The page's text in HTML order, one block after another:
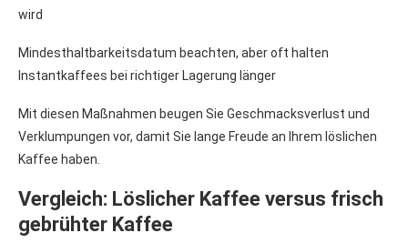
wird
Mindesthaltbarkeitsdatum beachten, aber oft halten
Instantkaffees bei richtiger Lagerung länger
Mit diesen Maßnahmen beugen Sie Geschmacksverlust und
Verklumpungen vor, damit Sie lange Freude an Ihrem löslichen
Kaffee haben.
Vergleich: Löslicher Kaffee versus frisch
gebrühter Kaffee